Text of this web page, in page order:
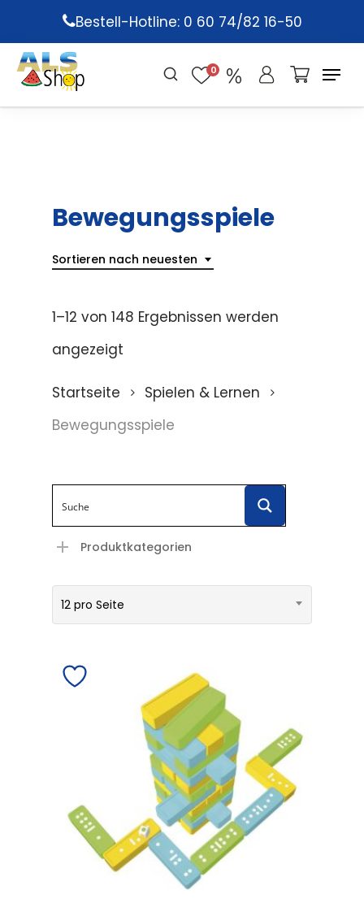
main
content
Bestell-Hotline: 0 60 74/82 16-50
0
Bewegungsspiele
Sortieren nach neuesten
1–12 von 148 Ergebnissen werden
angezeigt
Startseite
Spielen & Lernen
Bewegungsspiele
Produktkategorien
12 pro Seite